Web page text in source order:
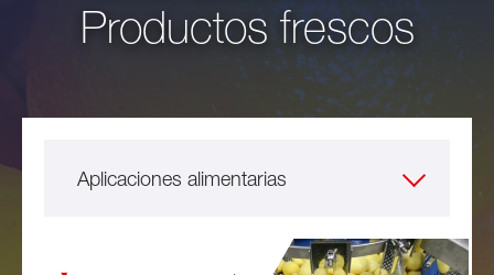
Productos frescos
Aplicaciones alimentarias